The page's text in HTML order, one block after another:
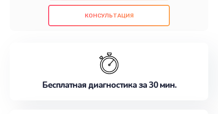
также гарантируем качество всех
проведенных работ. Наша цель - предоставить
наилучшим образом. Не медлите записаться на
КОНСУЛЬТАЦИЯ
Бесплатная диагностика за 30 мин.